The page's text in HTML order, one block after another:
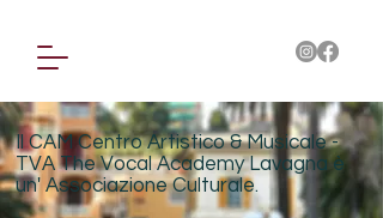
Il CAM Centro Artistico & Musicale -
TVA The Vocal Academy Lavagna è
un' Associazione Culturale.